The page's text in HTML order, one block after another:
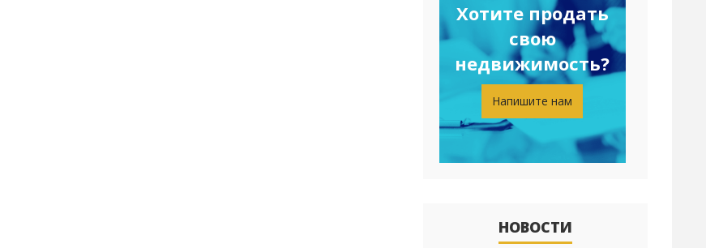
Хотите продать
свою
недвижимость?
Напишите нам
НОВОСТИ